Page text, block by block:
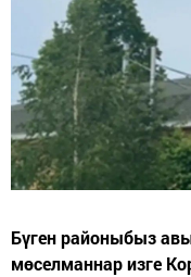
Бүген районыбыз
мөселманнар изге